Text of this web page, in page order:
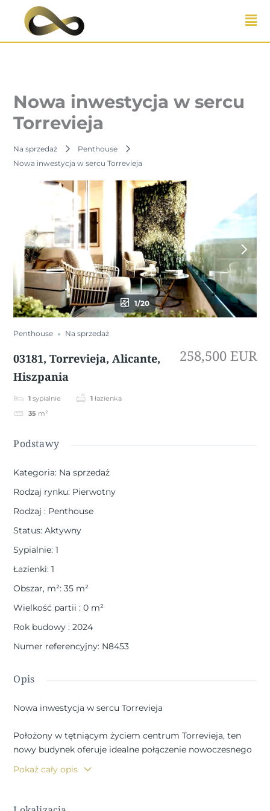
Przejdź
Nowa inwestycja w sercu
Torrevieja
Na sprzedaż
Penthouse
Nowa inwestycja w sercu Torrevieja
1/20
Penthouse Na sprzedaż
03181, Torrevieja, Alicante,
Hiszpania
1 sypialnie 1 łazienka
35 m²
258,500 EUR
Podstawy
Kategoria: Na sprzedaż
Rodzaj rynku: Pierwotny
Rodzaj: Penthouse
Status: Aktywny
Sypialnie: 1
Łazienki: 1
Obszar, m²: 35 m²
Wielkość partii: 0 m²
Rok budowy: 2024
Numer referencyjny: N8453
Opis
Nowa inwestycja w sercu Torrevieja
Położony w tętniącym życiem centrum Torrevieja, ten
nowy budynek oferuje idealne połączenie nowoczesnego
szerokiej gamy usług, w tym restauracji, barów,
aptek i banków, ta nieruchomość zapewnia niezrównaną
Pokaż cały opis